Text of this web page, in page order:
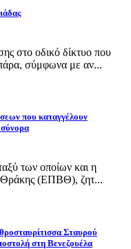
στο οδικό δίκτυο που
σύμφωνα με αν...
που καταγγέλουν
των οποίων και η
Θράκης (ΕΠΒΘ), ζητ...
Σταυρού
στη Βενεζουέλα